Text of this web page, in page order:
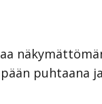
puhtaana